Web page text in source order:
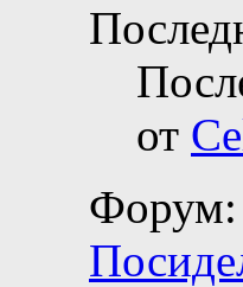
от
Форум: